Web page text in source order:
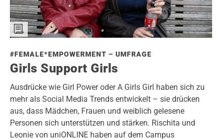
#FEMALE*EMPOWERMENT – UMFRAGE
Girls Support Girls
Ausdrücke wie Girl Power oder A Girls Girl haben sich zu
mehr als Social Media Trends entwickelt – sie drücken
aus, dass Mädchen, Frauen und weiblich gelesene
Personen sich unterstützen und stärken. Rischita und
Leonie von uniONLINE haben auf dem Campus